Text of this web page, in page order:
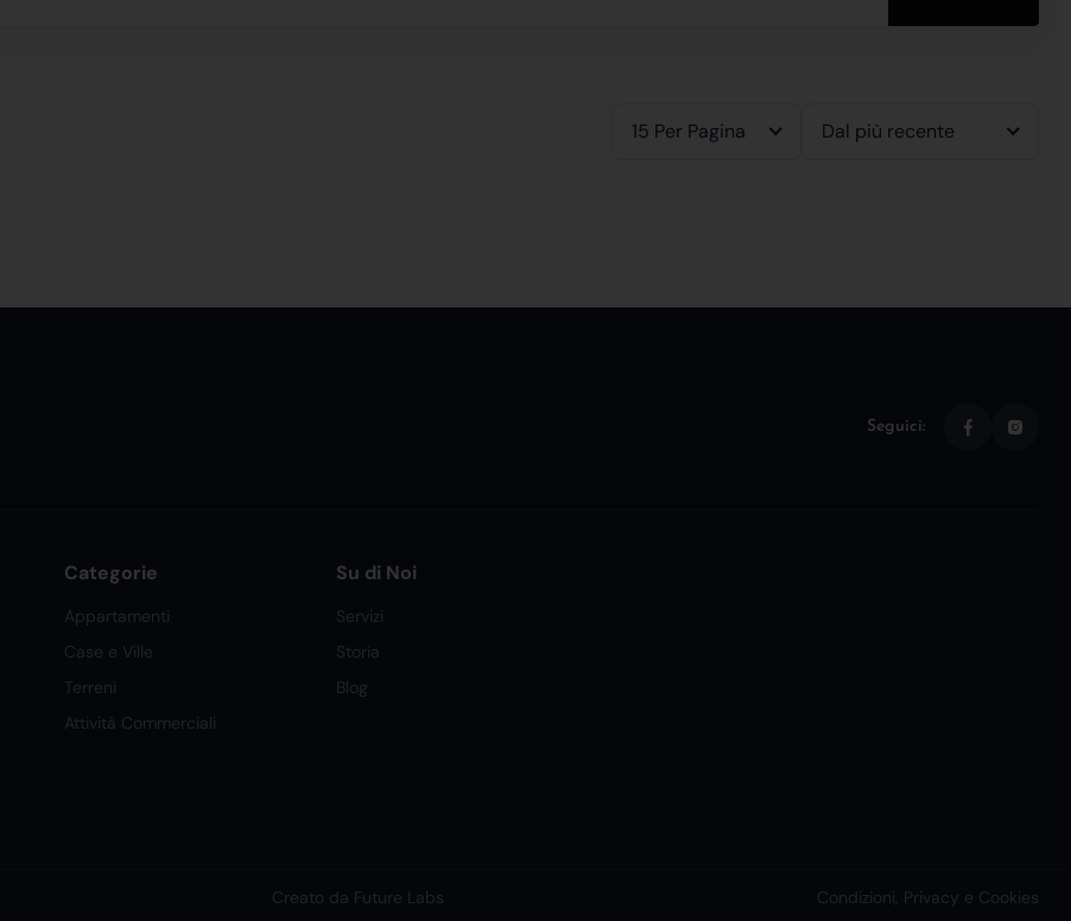
15 Per Pagina Dal più recente
Seguici:
Categorie
Appartamenti
Case e Ville
Terreni
Attività Commerciali
Su di Noi
Servizi
Storia
Blog
Creato da Future Labs Condizioni, Privacy e Cookies